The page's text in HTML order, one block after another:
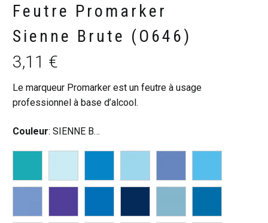
Feutre Promarker
Sienne Brute (O646)
3,11 €
Le marqueur Promarker est un feutre à usage
professionnel à base d’alcool.
Couleur: SIENNE BRUTE (O646)